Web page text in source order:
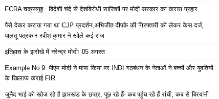
FCRA चक्रव्यूह : विदेशी चंदे से देशविरोधी साजिशों पर मोदी सरकार का करारा प्रहार
पैसे देकर कराया गया था CJP प्रदर्शन,अभिजीत दीपके की गिरफ्तारी को लेकर केस दर्ज,
पालतू पत्रकार रवीश कुमार ने खोले कई राज
इतिहास के झरोखे में नरेन्द्र मोदीः 05 अगस्त
Example No 9: पीएम मोदी ने माफ किया पर INDI गठबंधन के नेताओं ने बच्चों और युवतियों
के खिलाफ कराई FIR
जुनैद भाई को खोज रहे हैं झारखंड के छात्र, पूछ रहे हैं- कब पहुंच रहे हैं रांची, कब से बिरयानी